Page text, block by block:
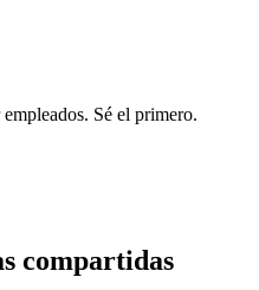
Sé el primero.
compartidas